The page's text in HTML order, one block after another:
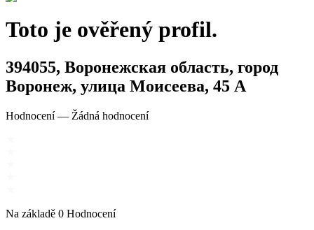
Toto je ověřený profil.
394055, Воронежская область, город
Воронеж, улица Моисеева, 45 А
Hodnocení— Žádná hodnocení
Na základě 0 Hodnocení